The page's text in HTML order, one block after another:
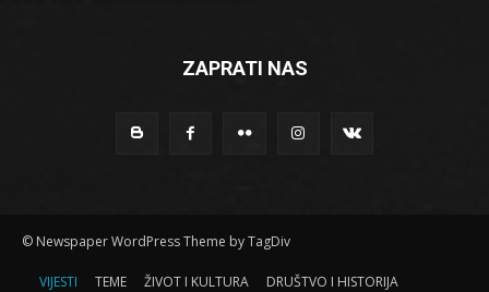
ZAPRATI NAS
© Newspaper WordPress Theme by TagDiv
VIJESTI TEME ŽIVOT I KULTURA DRUŠTVO I HISTORIJA